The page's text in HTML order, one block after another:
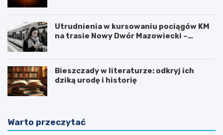
Utrudnienia w kursowaniu pociągów KM
na trasie Nowy Dwór Mazowiecki –
Bieszczady w literaturze: odkryj ich
dziką urodę i historię
Warto przeczytać